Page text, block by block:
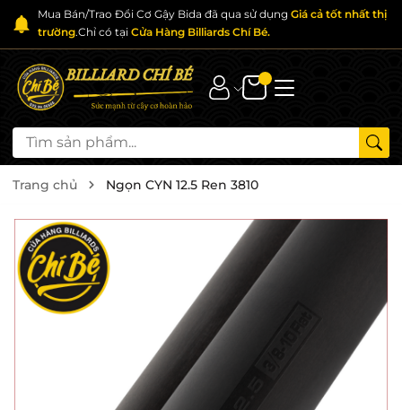
Mua Bán/Trao Đổi Cơ Gậy Bida đã qua sử dụng Giá cả tốt nhất thị
trường.Chỉ có tại Cửa Hàng Billiards Chí Bé.
Trang chủ Ngọn CYN 12.5 Ren 3810